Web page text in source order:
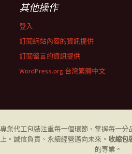
其他操作
登入
訂閱網站內容的資訊提供
訂閱留言的資訊提供
WordPress.org 台灣繁體中文
專業代工包裝注重每一個環節、掌握每一
上。誠信負責、永續經營邁向未來。 收縮包
的專業。